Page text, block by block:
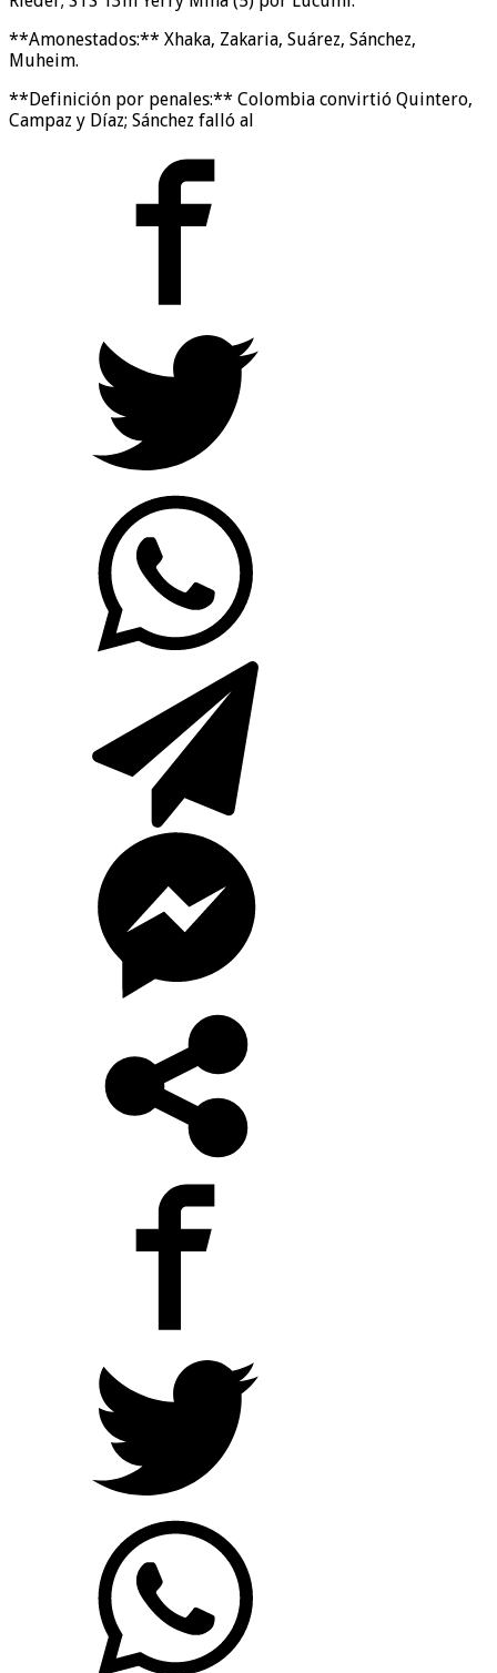
**Amonestados:** Xhaka, Zakaria, Suárez, Sánchez,
Muheim.
**Definición por penales:** Colombia convirtió Quintero,
Campaz y Díaz; Sánchez falló al